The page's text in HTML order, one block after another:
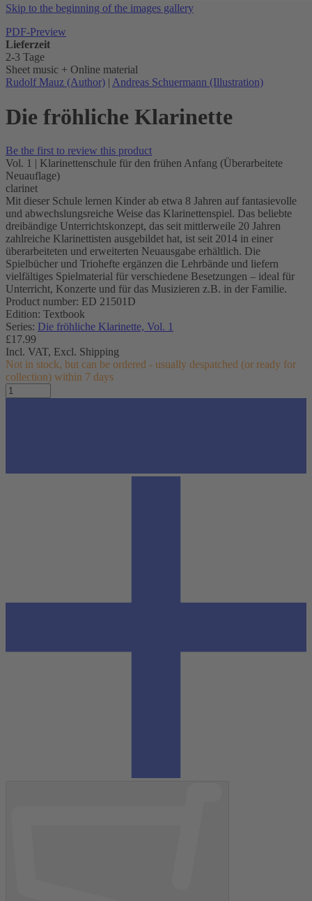
Skip to the beginning of the images gallery
PDF-Preview
Lieferzeit
2-3 Tage
Sheet music + Online material
Rudolf Mauz (Author) | Andreas Schuermann (Illustration)
Die fröhliche Klarinette
Be the first to review this product
Vol. 1 | Klarinettenschule für den frühen Anfang (Überarbeitete
Neuauflage)
clarinet
Mit dieser Schule lernen Kinder ab etwa 8 Jahren auf fantasievolle
und abwechslungsreiche Weise das Klarinettenspiel. Das beliebte
dreibändige Unterrichtskonzept, das seit mittlerweile 20 Jahren
zahlreiche Klarinettisten ausgebildet hat, ist seit 2014 in einer
überarbeiteten und erweiterten Neuausgabe erhältlich. Die
Spielbücher und Triohefte ergänzen die Lehrbände und liefern
vielfältiges Spielmaterial für verschiedene Besetzungen – ideal für
Unterricht, Konzerte und für das Musizieren z.B. in der Familie.
Product number: ED 21501D
Edition: Textbook
Series: Die fröhliche Klarinette, Vol. 1
£17.99
Incl. VAT, Excl. Shipping
Not in stock, but can be ordered - usually despatched (or ready for
collection) within 7 days